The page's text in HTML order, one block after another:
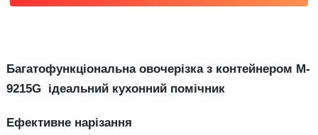
Багатофункціональна овочерізка з контейнером M-
9215G ідеальний кухонний помічник
Ефективне нарізання